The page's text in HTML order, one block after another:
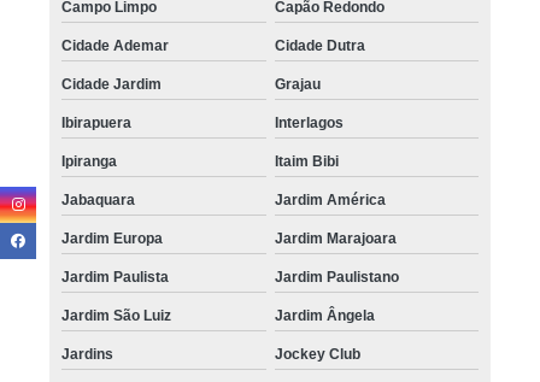
Campo Limpo Capão Redondo
Cidade Ademar Cidade Dutra
Cidade Jardim Grajau
Ibirapuera Interlagos
Ipiranga Itaim Bibi
Jabaquara Jardim América
Jardim Europa Jardim Marajoara
Jardim Paulista Jardim Paulistano
Jardim São Luiz Jardim Ângela
Jardins Jockey Club